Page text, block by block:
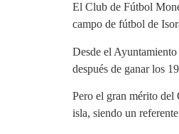
El Club de Fútbol
campo de fútbol de
Desde el
después de ganar los
Pero el gran mérito del
isla, siendo un